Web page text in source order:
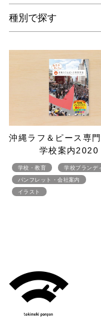
種別で探す
沖縄ラフ＆ピース専
学校案内2020
学校・教育
学校ブランデ
パンフレット・会社案内
イラスト